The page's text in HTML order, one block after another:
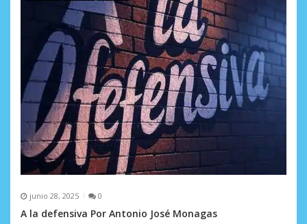
a
d
a
s
junio 28, 2025 0
A la defensiva Por Antonio José Monagas